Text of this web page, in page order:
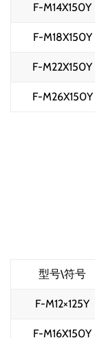
F-M14X150Y
F-M18X150Y
F-M22X150Y
F-M26X150Y
型号\符号
F-M12×125Y
F-M16X150Y